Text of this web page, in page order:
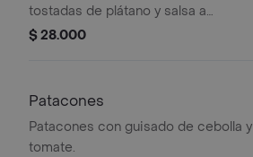
tostadas de plátano y salsa a
elección.
$ 28.000
Patacones
Patacones con guisado de cebolla y
tomate.